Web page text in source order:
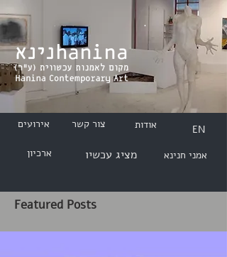
EN צור קשר אירועים
ארכיון
אודות
אמני חנינא מציג עכשיו
Featured Posts